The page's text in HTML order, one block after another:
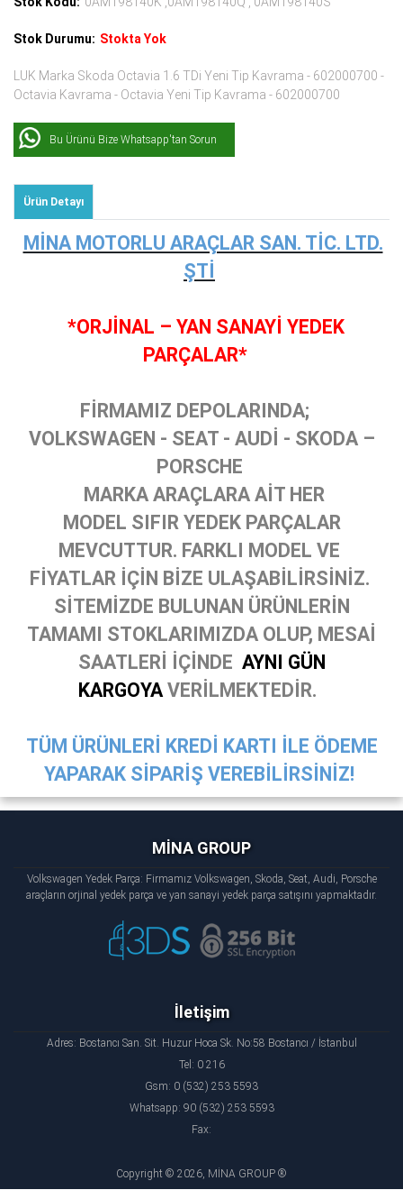
Stok Durumu: Stokta Yok
LUK Marka Skoda Octavia 1.6 TDi Yeni Tip Kavrama - 602000700 -
Octavia Kavrama - Octavia Yeni Tip Kavrama - 602000700
Bu Ürünü Bize Whatsapp'tan Sorun
Ürün Detayı
MİNA MOTORLU ARAÇLAR SAN. TİC. LTD.
ŞTİ
*ORJİNAL – YAN SANAYİ YEDEK
PARÇALAR*
FİRMAMIZ DEPOLARINDA;
VOLKSWAGEN - SEAT - AUDİ - SKODA –
PORSCHE
MARKA ARAÇLARA AİT HER
MODEL SIFIR YEDEK PARÇALAR
MEVCUTTUR. FARKLI MODEL VE
FİYATLAR İÇİN BİZE ULAŞABİLİRSİNİZ.
SİTEMİZDE BULUNAN ÜRÜNLERİN
TAMAMI STOKLARIMIZDA OLUP, MESAİ
SAATLERİ İÇİNDE AYNI GÜN
KARGOYA VERİLMEKTEDİR.
TÜM ÜRÜNLERİ KREDİ KARTI İLE ÖDEME
YAPARAK SİPARİŞ VEREBİLİRSİNİZ!
MİNA GROUP
Volkswagen Yedek Parça: Firmamız Volkswagen, Skoda, Seat, Audi, Porsche
araçların orjinal yedek parça ve yan sanayi yedek parça satışını yapmaktadır.
İletişim
Adres: Bostancı San. Sit. Huzur Hoca Sk. No:58 Bostancı / İstanbul
Tel: 0 216
Gsm: 0 (532) 253 5593
Whatsapp: 90 (532) 253 5593
Fax:
Copyright © 2026, MİNA GROUP ®